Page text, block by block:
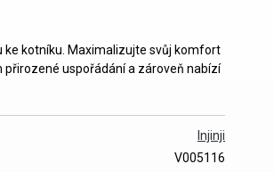
ke kotníku. Maximalizujte svůj komfort
přirozené uspořádání a zároveň nabízí
Injinji
V005116